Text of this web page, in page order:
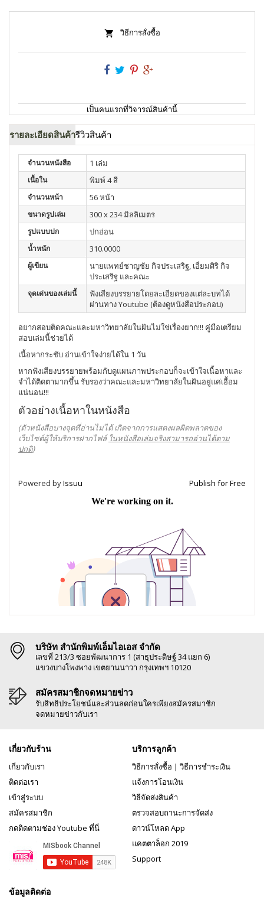
วิธีการสั่งซื้อ
เป็นคนแรกที่วิจารณ์สินค้านี้
รายละเอียดสินค้ารีวิวสินค้า
จำนวนหนังสือ 1 เล่ม
เนื้อใน พิมพ์ 4 สี
จำนวนหน้า 56 หน้า
ขนาดรูปเล่ม 300 x 234 มิลลิเมตร
รูปแบบปก ปกอ่อน
น้ำหนัก 310.0000
ผู้เขียน
นายแพทย์ชาญชัย กิจประเสริฐ, เอี่ยมศิริ กิจ
ประเสริฐ และคณะ
จุดเด่นของเล่มนี้
ฟังเสียงบรรยายโดยละเอียดของแต่ละบทได้
ผ่านทาง Youtube (ต้องดูหนังสือประกอบ)
อยากสอบติดคณะและมหาวิทยาลัยในฝันไม่ใช่เรื่องยาก!!! คู่มือเตรียม
สอบเล่มนี้ช่วยได้
เนื้อหากระชับ อ่านเข้าใจง่ายได้ใน 1 วัน
หากฟังเสียงบรรยายพร้อมกับดูแผนภาพประกอบก็จะเข้าใจเนื้อหาและ
จำได้ติดตามากขึ้น รับรองว่าคณะและมหาวิทยาลัยในฝันอยู่แค่เอื้อม
แน่นอน!!!
ตัวอย่างเนื้อหาในหนังสือ
(ตัวหนังสือบางจุดที่อ่านไม่ได้ เกิดจากการแสดงผลผิดพลาดของ
เว็บไซต์ผู้ให้บริการฝากไฟล์ ในหนังสือเล่มจริงสามารถอ่านได้ตาม
ปกติ)
Powered byIssuu Publish for Free
บริษัท สำนักพิมพ์เอ็มไอเอส จำกัด
เลขที่ 213/3 ซอยพัฒนาการ 1 (สาธุประดิษฐ์ 34 แยก 6)
แขวงบางโพงพาง เขตยานนาวา กรุงเทพฯ 10120
สมัครสมาชิกจดหมายข่าว
รับสิทธิประโยชน์และส่วนลดก่อนใครเพียงสมัครสมาชิก
จดหมายข่าวกับเรา
เกี่ยวกับร้าน
เกี่ยวกับเรา
ติดต่อเรา
เข้าสู่ระบบ
สมัครสมาชิก
กดติดตามช่อง Youtube ที่นี่
บริการลูกค้า
วิธีการสั่งซื้อ | วิธีการชำระเงิน
แจ้งการโอนเงิน
วิธีจัดส่งสินค้า
ตรวจสอบถานะการจัดส่ง
ดาวน์โหลด App
แคตตาล็อก 2019
Support
ข้อมูลติดต่อ